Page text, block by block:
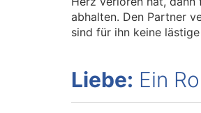
abhalten. Den Partner
sind für ihn keine
Liebe: Ein